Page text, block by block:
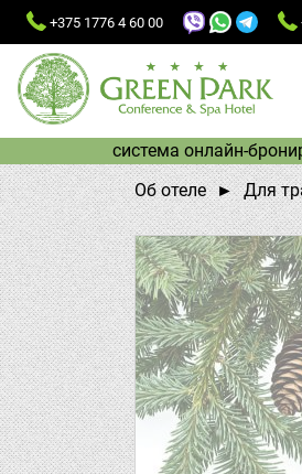
+375 1776 4 60 00
система онлайн-
Об отеле
Для